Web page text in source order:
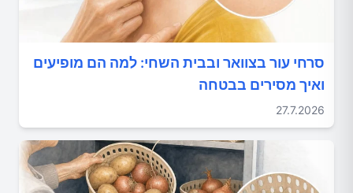
סרחי עור בצוואר ובבית השחי: למה הם מופיעים
ואיך מסירים בבטחה
27.7.2026